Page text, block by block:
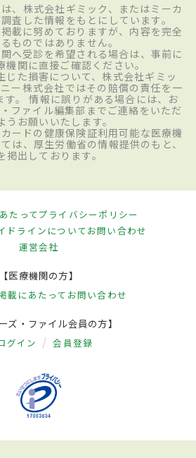
、株式会社ギミック、またはミーカ
査した情報をもとにしています。
載に努めておりますが、内容を完全
ものではありません。
へ受診を希望される場合は、事前に
機関に直接ご確認ください。
じた損害について、株式会社ギミッ
ー株式会社ではその賠償の責任を一
。 情報に誤りがある場合には、お
ファイル編集部までご連絡をいただ
うお願いいたします。
ードの健康保険証利用可能な医療機
は、厚生労働省の情報提供のもと、
掲出しております。
たってプライバシーポリシー
ドラインについてお問い合わせ
運営会社
【医療機関の方】
載にあたって お問い合わせ
ズ・ファイル会員の方】
グイン 会員登録